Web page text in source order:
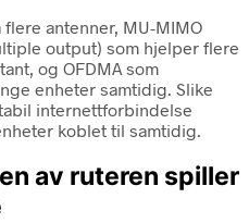
antenner, MU-MIMO
output) som hjelper flere
og OFDMA som
enheter samtidig. Slike
internettforbindelse
koblet til samtidig.
av ruteren spiller